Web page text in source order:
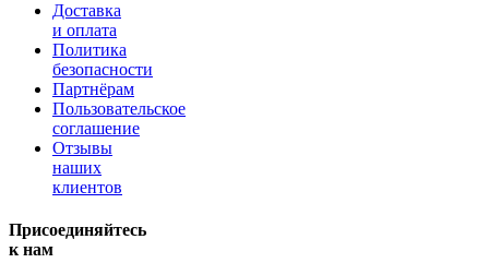
Доставка
и оплата
Политика
безопасности
Партнёрам
Пользовательское
соглашение
Отзывы
наших
клиентов
Присоединяйтесь
к нам